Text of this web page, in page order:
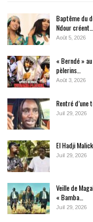
Baptême du
Ndour créent…
Août 5, 2026
« Berndé »
pèlerins…
Août 3, 2026
Rentré d’une
Juil 29, 2026
El Hadji
Juil 29, 2026
Veille de
« Bamba…
Juil 29, 2026